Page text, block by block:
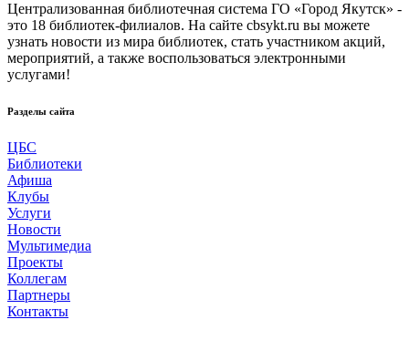
Централизованная библиотечная система ГО «Город Якутск» -
это 18 библиотек-филиалов. На сайте cbsykt.ru вы можете
узнать новости из мира библиотек, стать участником акций,
мероприятий, а также воспользоваться электронными
услугами!
Разделы сайта
ЦБС
Библиотеки
Афиша
Клубы
Услуги
Новости
Мультимедиа
Проекты
Коллегам
Партнеры
Контакты